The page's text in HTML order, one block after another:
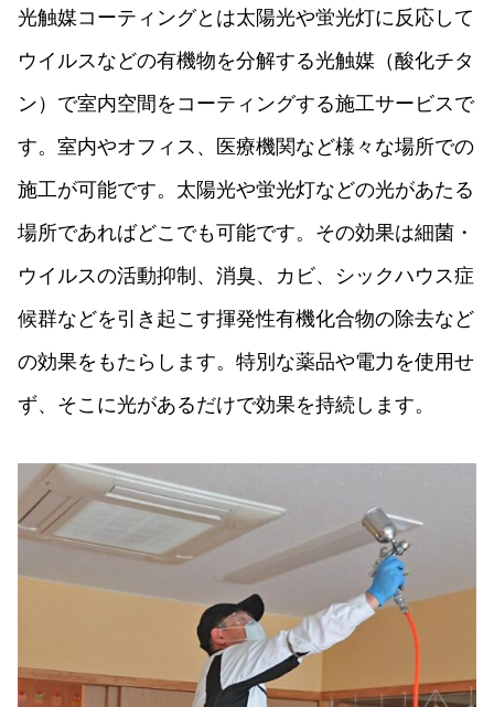
光触媒コーティングとは太陽光や蛍光灯に反応して
ウイルスなどの有機物を分解する光触媒（酸化チタ
ン）で室内空間をコーティングする施工サービスで
す。室内やオフィス、医療機関など様々な場所での
施工が可能です。太陽光や蛍光灯などの光があたる
場所であればどこでも可能です。その効果は細菌・
ウイルスの活動抑制、消臭、カビ、シックハウス症
候群などを引き起こす揮発性有機化合物の除去など
の効果をもたらします。特別な薬品や電力を使用せ
ず、そこに光があるだけで効果を持続します。